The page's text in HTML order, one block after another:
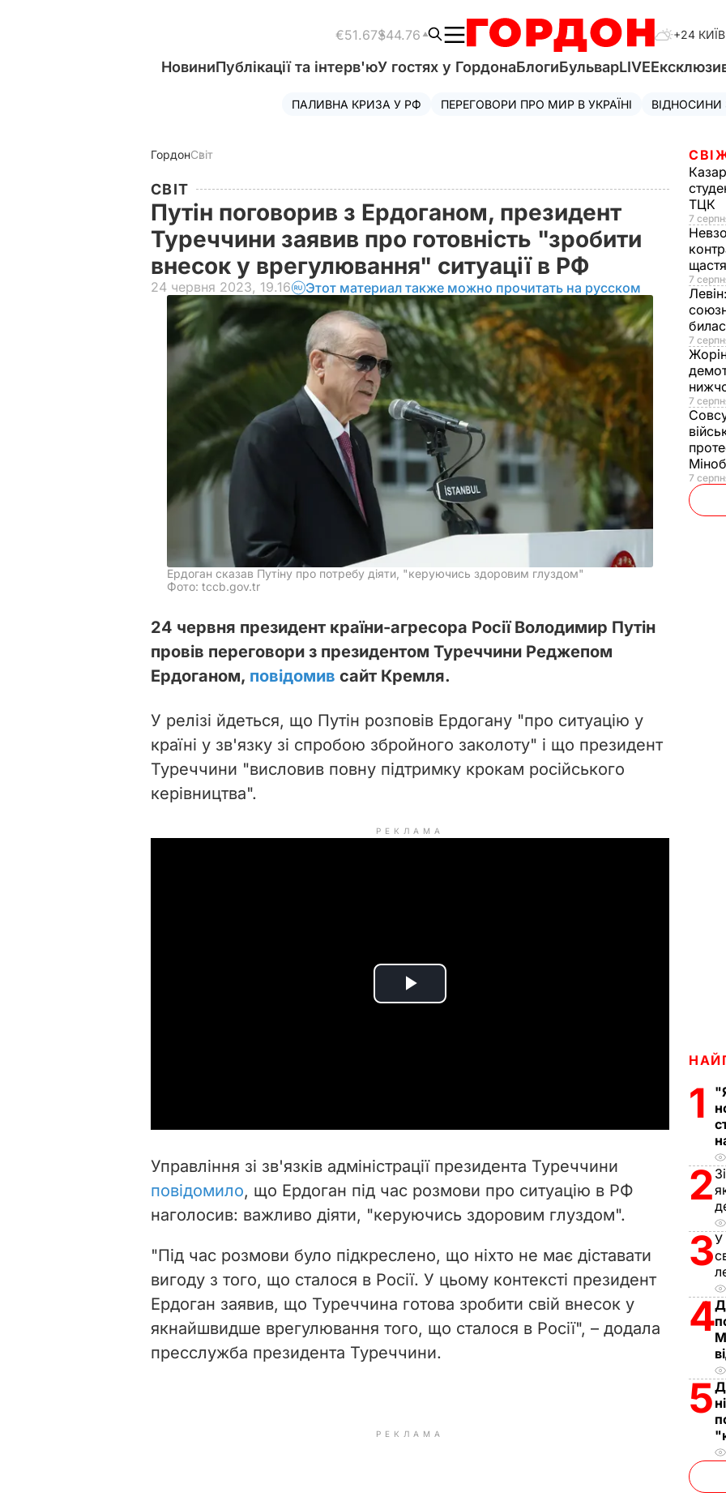
€51.67$44.76 +24 КИЇВ
НовиниПублікації та інтерв'юУ гостях у ГордонаБлогиБульварLIVE
ПАЛИВНА КРИЗА У РФ ПЕРЕГОВОРИ ПРО МИР В УКРАЇНІ
ГордонСвіт
СВІТ
Путін поговорив з Ердоганом, президент
Туреччини заявив про готовність "зробити
внесок у врегулювання" ситуації в РФ
24 червня 2023, 19.16 Этот материал также можно прочитать на русском
Ердоган сказав Путіну про потребу діяти, "керуючись здоровим глуздом"
Фото: tccb.gov.tr
24 червня президент країни-агресора Росії Володимир Путін
провів переговори з президентом Туреччини Реджепом
Ердоганом, повідомив сайт Кремля.
У релізі йдеться, що Путін розповів Ердогану "про ситуацію у
країні у зв'язку зі спробою збройного заколоту" і що президент
Туреччини "висловив повну підтримку крокам російського
керівництва".
РЕКЛАМА
P
i
d
e
o
Управління зі зв'язків адміністрації президента Туреччини
повідомило, що Ердоган під час розмови про ситуацію в РФ
наголосив: важливо діяти, "керуючись здоровим глуздом".
"Під час розмови було підкреслено, що ніхто не має діставати
вигоду з того, що сталося в Росії. У цьому контексті президент
Ердоган заявив, що Туреччина готова зробити свій внесок у
якнайшвидше врегулювання того, що сталося в Росії", – додала
пресслужба президента Туреччини.
РЕКЛАМА
ТЦК
7
щастя
7
Левін:
7
7
7
1
2
3У
4
5